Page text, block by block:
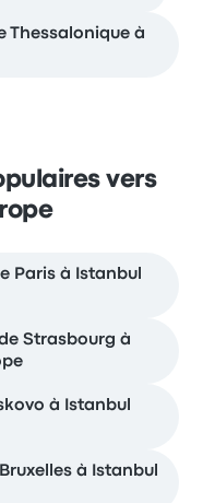
Thessalonique à
vers
Paris à Istanbul
Strasbourg à
à Istanbul
à Istanbul